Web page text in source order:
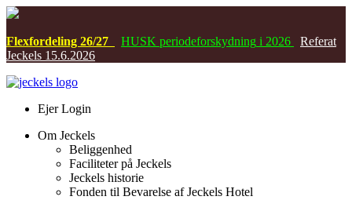
Flexfordeling 26/27 HUSK periodeforskydning i 2026
Referat
Jeckels 15.6.2026
Ejer Login
Om Jeckels
Beliggenhed
Faciliteter på Jeckels
Jeckels historie
Fonden til Bevarelse af Jeckels Hotel